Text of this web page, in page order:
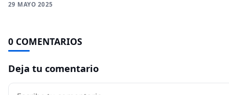
29 MAYO 2025
0 COMENTARIOS
Deja tu comentario
Comentario